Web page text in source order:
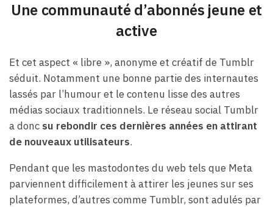
Une communauté d’abonnés jeune et
active
Et cet aspect « libre », anonyme et créatif de Tumblr
séduit. Notamment une bonne partie des internautes
lassés par l’humour et le contenu lisse des autres
médias sociaux traditionnels. Le réseau social Tumblr
a donc su rebondir ces dernières années en attirant
de nouveaux utilisateurs.
Pendant que les mastodontes du web tels que Meta
parviennent difficilement à attirer les jeunes sur ses
plateformes, d’autres comme Tumblr, sont adulés par